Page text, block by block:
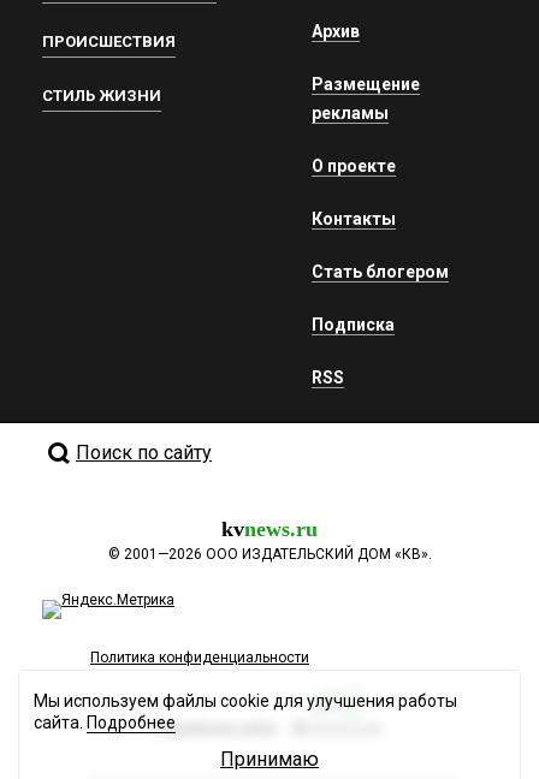
ПРОИСШЕСТВИЯ
СТИЛЬ ЖИЗНИ
Архив
Размещение
рекламы
О проекте
Контакты
Стать блогером
Подписка
RSS
Поиск по сайту
kvnews.ru
© 2001—2026 ООО ИЗДАТЕЛЬСКИЙ ДОМ «КВ».
Политика конфиденциальности
Разработка сайта
Мы используем файлы cookie для улучшения работы
сайта. Подробнее
Принимаю